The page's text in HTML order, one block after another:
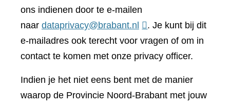
ons indienen door te e-mailen
naar dataprivacy@brabant.nl
. Je kunt bij dit
e-mailadres ook terecht voor vragen of om in
contact te komen met onze privacy officer.
Indien je het niet eens bent met de manier
waarop de Provincie Noord-Brabant met jouw